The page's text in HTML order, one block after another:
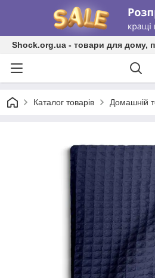
Shock.org.ua - товари для дому,
Каталог товарів Домашній